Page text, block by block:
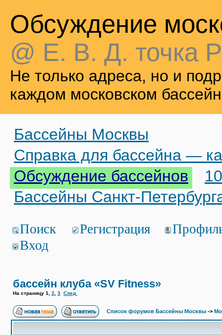
Обсуждение
@ Е. В. Д. точка
Не только адреса, но и
каждом московском
Бассейны Москвы
Справка для бассейна —
Обсуждение бассейнов
Бассейны Санкт-
Поиск Регистрация
Вход
бассейн клуба «SV Fitness»
На страницу 1 2 3 След.
Список форумов Бассейны Москвы ->